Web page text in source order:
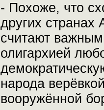
- Похоже, что
других
считают
олигархией
народа
вооружённой